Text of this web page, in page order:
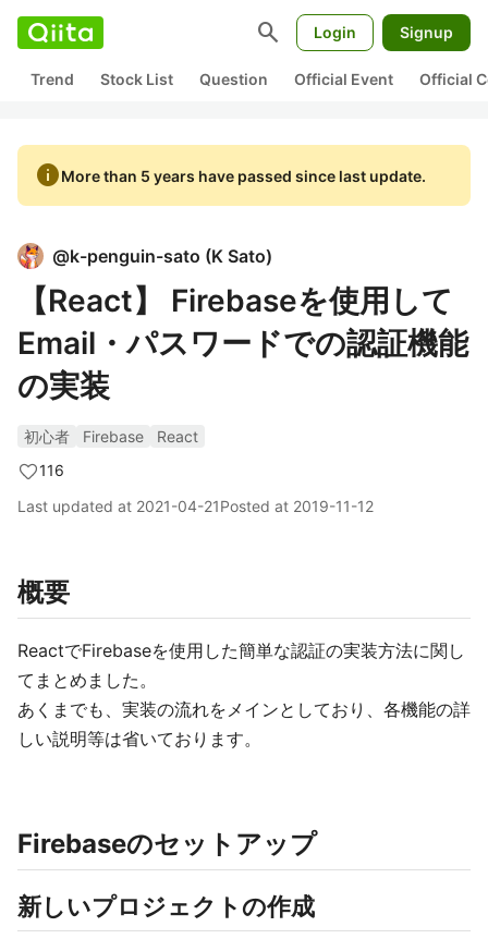
search Login Signup
Trend Stock List Question Official Event Official
infoMore than 5 years have passed since last update.
@k-penguin-sato (K Sato)
【React】 Firebaseを使用して
Email・パスワードでの認証機能
の実装
初心者 Firebase
React
116
Last updated at 2021-04-21Posted at 2019-11-12
概要
ReactでFirebaseを使用した簡単な認証の実装方法に関し
てまとめました。
あくまでも、実装の流れをメインとしており、各機能の詳
しい説明等は省いております。
Firebaseのセットアップ
新しいプロジェクトの作成